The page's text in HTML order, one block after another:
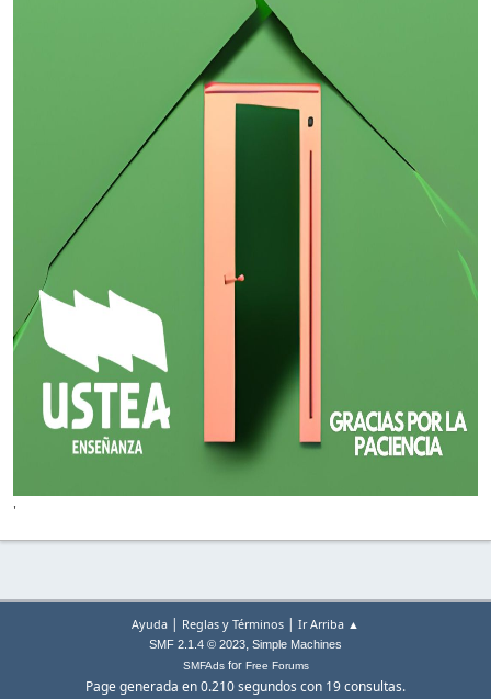
'
Ayuda | Reglas y Términos | Ir Arriba ▲
SMF 2.1.4 © 2023, Simple Machines
SMFAdsfor Free Forums
Page generada en 0.210 segundos con 19 consultas.